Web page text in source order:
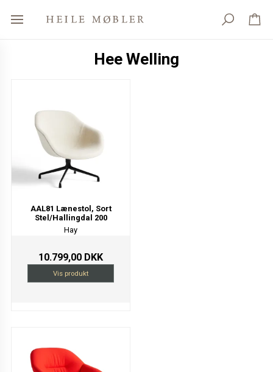
Hee Welling
AAL81 Lænestol, Sort
Stel/Hallingdal 200
Hay
10.799,00 DKK
Vis produkt